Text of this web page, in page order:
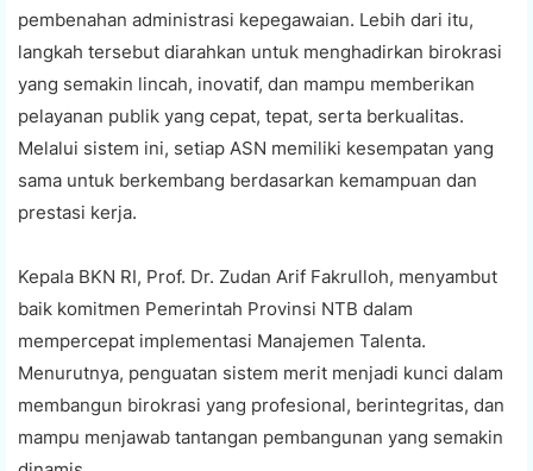
pembenahan administrasi kepegawaian. Lebih dari itu,
langkah tersebut diarahkan untuk menghadirkan birokrasi
yang semakin lincah, inovatif, dan mampu memberikan
pelayanan publik yang cepat, tepat, serta berkualitas.
Melalui sistem ini, setiap ASN memiliki kesempatan yang
sama untuk berkembang berdasarkan kemampuan dan
prestasi kerja.
Kepala BKN RI, Prof. Dr. Zudan Arif Fakrulloh, menyambut
baik komitmen Pemerintah Provinsi NTB dalam
mempercepat implementasi Manajemen Talenta.
Menurutnya, penguatan sistem merit menjadi kunci dalam
membangun birokrasi yang profesional, berintegritas, dan
mampu menjawab tantangan pembangunan yang semakin